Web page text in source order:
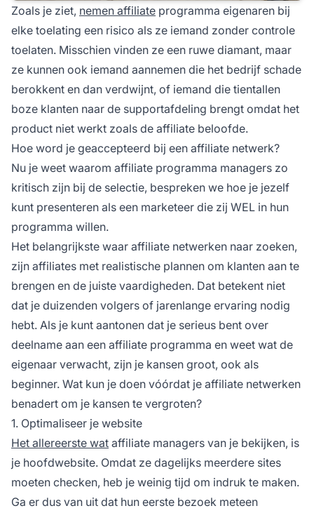
Zoals je ziet, nemen affiliate programma eigenaren bij
elke toelating een risico als ze iemand zonder controle
toelaten. Misschien vinden ze een ruwe diamant, maar
ze kunnen ook iemand aannemen die het bedrijf schade
berokkent en dan verdwijnt, of iemand die tientallen
boze klanten naar de supportafdeling brengt omdat het
product niet werkt zoals de affiliate beloofde.
Hoe word je geaccepteerd bij een affiliate netwerk?
Nu je weet waarom affiliate programma managers zo
kritisch zijn bij de selectie, bespreken we hoe je jezelf
kunt presenteren als een marketeer die zij WEL in hun
programma willen.
Het belangrijkste waar affiliate netwerken naar zoeken,
zijn affiliates met realistische plannen om klanten aan te
brengen en de juiste vaardigheden. Dat betekent niet
dat je duizenden volgers of jarenlange ervaring nodig
hebt. Als je kunt aantonen dat je serieus bent over
deelname aan een affiliate programma en weet wat de
eigenaar verwacht, zijn je kansen groot, ook als
beginner. Wat kun je doen vóórdat je affiliate netwerken
benadert om je kansen te vergroten?
1. Optimaliseer je website
Het allereerste wat affiliate managers van je bekijken, is
je hoofdwebsite. Omdat ze dagelijks meerdere sites
moeten checken, heb je weinig tijd om indruk te maken.
Ga er dus van uit dat hun eerste bezoek meteen